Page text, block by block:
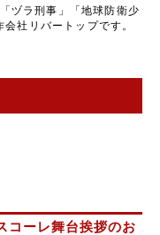
ヅラ刑事」「地球防衛少
社リバートップです。
コーレ舞台挨拶のお